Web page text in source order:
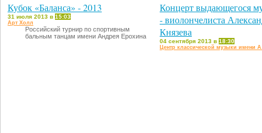
Кубок «Баланса» - 2013
31 июля 2013 в 15:03
Арт Холл
Российский турнир по спортивным
бальным танцам имени Андрея Ерохина
Концерт выдающегося
- виолончелиста
Князева
04 сентября 2013 в 18:30
Центр классической музыки имени